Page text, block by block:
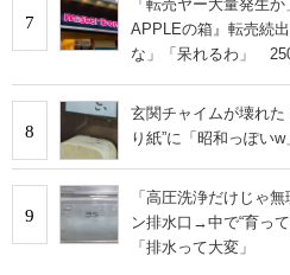
7
「転売ヤー大量発生
APPLEの箱』転売続
な」「呆れるわ」
8
玄関チャイムが壊れ
り紙”に「昭和っぽい
9
「高圧洗浄だけじゃ
ン排水口→中で“育っ
「排水って大変」